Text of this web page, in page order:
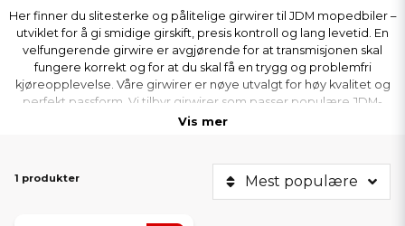
Her finner du slitesterke og pålitelige girwirer til JDM mopedbiler –
utviklet for å gi smidige girskift, presis kontroll og lang levetid. En
velfungerende girwire er avgjørende for at transmisjonen skal
fungere korrekt og for at du skal få en trygg og problemfri
kjøreopplevelse. Våre girwirer er nøye utvalgt for høy kvalitet og
perfekt passform. Vi tilbyr girwirer som passer populære JDM-
modeller som Titane, Albizia, Abaca, Aloes, Roxsy og Xheos, alltid til
Vis mer
1 produkter Mest populære